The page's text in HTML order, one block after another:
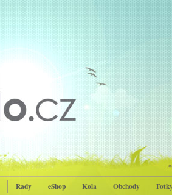
Rady eShop Kola Obchody